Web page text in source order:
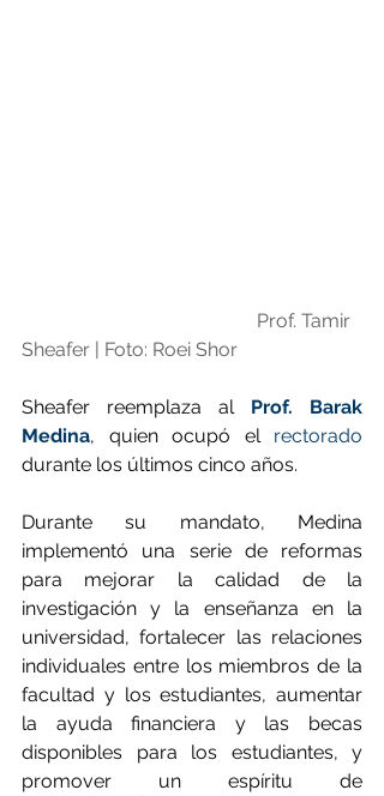
Prof. Tamir
Sheafer | Foto: Roei Shor
Sheafer reemplaza al Prof. Barak
Medina, quien ocupó el rectorado
durante los últimos cinco años.
Durante su mandato, Medina
implementó una serie de reformas
para mejorar la calidad de la
investigación y la enseñanza en la
universidad, fortalecer las relaciones
individuales entre los miembros de la
facultad y los estudiantes, aumentar
la ayuda financiera y las becas
disponibles para los estudiantes, y
promover un espíritu de